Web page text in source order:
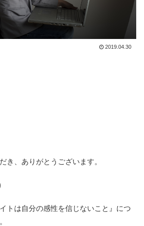
2019.04.30
き、ありがとうございます。
トは自分の感性を信じないこと』につ